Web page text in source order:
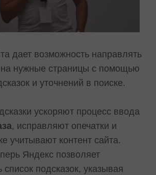
дает возможность направлять
на нужные страницы с помощью
и уточнений в поиске.
ускоряют процесс ввода
, исправляют опечатки и
учитывают контент сайта.
Яндекс позволяет
список подсказок, указывая